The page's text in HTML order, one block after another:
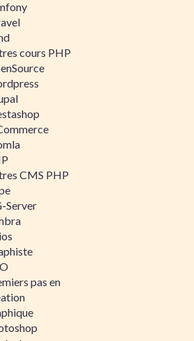
cours PHP
CMS PHP
Server
pas en